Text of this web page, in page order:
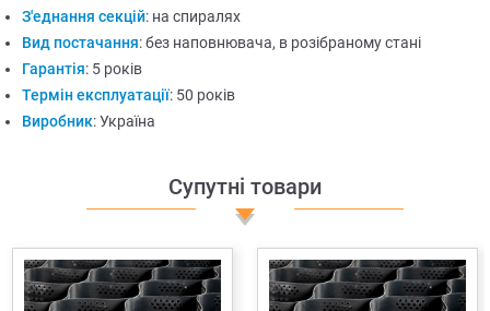
З'еднання секцій: на спиралях
Вид постачання:без наповнювача, в розібраному стані
Гарантія: 5 років
Термін експлуатації: 50 років
Виробник:Україна
Супутні товари